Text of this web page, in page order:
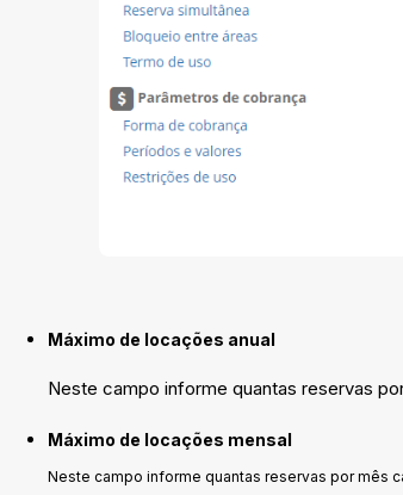
Máximo de locações anual
Neste campo informe quantas reservas
Máximo de locações mensal
Neste campo informe quantas reservas por mês